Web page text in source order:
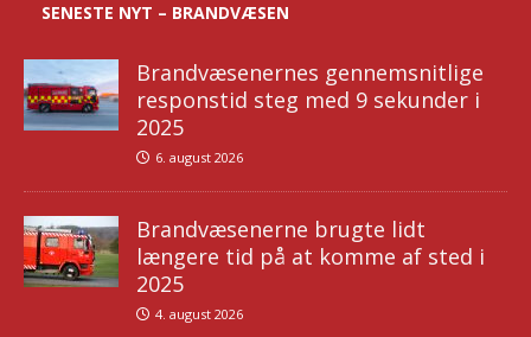
SENESTE NYT – BRANDVÆSEN
Brandvæsenernes gennemsnitlige
responstid steg med 9 sekunder i
2025
6. august 2026
Brandvæsenerne brugte lidt
længere tid på at komme af sted i
2025
4. august 2026